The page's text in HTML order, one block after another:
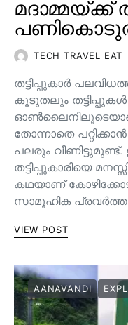
മദാമ്മയ്ക്ക്
TECH TRAVEL EAT
തട്ടിപ്പുകാർ
കൂടുതലും
തോന്നാതെ
പലരും
തട്ടിപ്പുകാരിയെ
കഥയാണ്
സാമൂഹിക
VIEW POST
AANAVANDI